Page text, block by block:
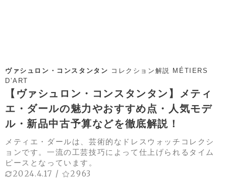
ヴァシュロン・コンスタンタン コレクション解説 MÉTIERS
D’ART
【ヴァシュロン・コンスタンタン】メティ
エ・ダールの魅力やおすすめ点・人気モデ
ル・新品中古予算などを徹底解説！
メティエ・ダールは、芸術的なドレスウォッチコレクシ
ョンです。一流の工芸技巧によって仕上げられるタイム
ピースとなっています。
2024.4.17 / 2963